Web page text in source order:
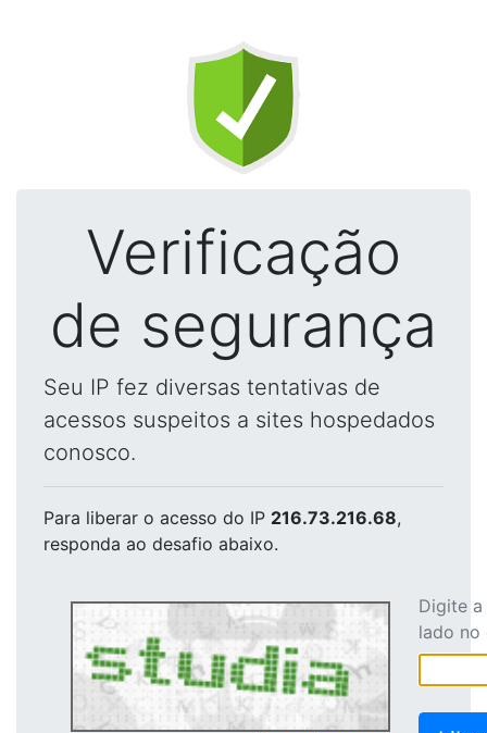
Verificação
de segurança
Seu IP fez diversas tentativas de
acessos suspeitos a sites hospedados
conosco.
Para liberar o acesso do IP 216.73.216.68,
responda ao desafio abaixo.
Digite
lado no